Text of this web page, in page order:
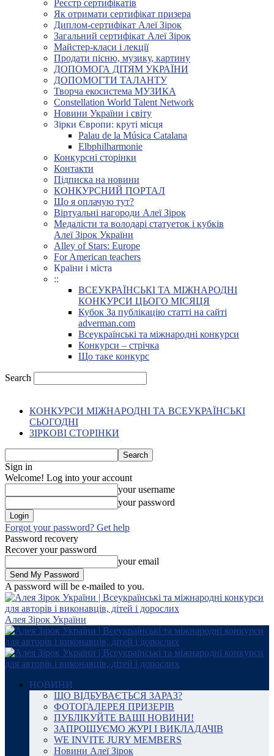
Реєстр сертифікатів
Як отримати сертифікат призера
Диплом-сертифікат Алеї Зірок
Загальний сертифікат Алеї Зірок
Майстер-класи і лекції
Продати пісню, музику, картину
ДОПОМОГА ДІТЯМ УКРАЇНИ
ДОПОМОГТИ ТАЛАНТУ
Творча екосистема МУЗИКА
Constellation World Talent Network
Новини України і світу
Зірки Європи: круті місця
Palau de la Música Catalana
Elbphilharmonie
Конкурсні сторінки
Контакти
Підписка на новини
КОНКУРСНИЙ ПОРТАЛ
Що я оплачую тут?
Віртуальні нагороди Алеї Зірок
Медалісти та володарі статуеток і кубків
Алеї Зірок України
Alley of Stars: Europe
For American teachers
Країни і міста
::
ВСЕУКРАЇНСЬКІ ТА МІЖНАРОДНІ
КОНКУРСИ ЦЬОГО МІСЯЦЯ
Кубок За публікацію статті на сайті
adverman.com
Всеукраїнські та міжнародні конкурси
Конкурси – стрічка
Що таке конкурс
Search
КОНКУРСИ МІЖНАРОДНІ ТА ВСЕУКРАЇНСЬКІ
СЬОГОДНІ
ЗІРКОВІ СТОРІНКИ
Sign in
Welcome! Log into your account
your username
your password
Forgot your password? Get help
Password recovery
Recover your password
your email
A password will be e-mailed to you.
Алея Зірок України
НОВИНИ
ЩО ВІДБУВАЄТЬСЯ ЗАРАЗ?
ФОТОГАЛЕРЕЯ ПРИЗЕРІВ
ПУБЛІКУЙТЕ ВАШІ НОВИНИ!
ЗАПРОШУЄМО ЖУРІ І ВИКЛАДАЧІВ
WE INVITE JURY MEMBERS
Новини Алеї Зірок